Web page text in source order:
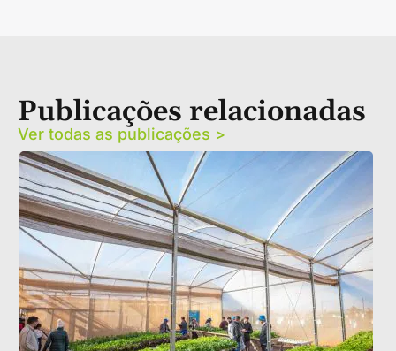
Publicações relacionadas
Ver todas as publicações >